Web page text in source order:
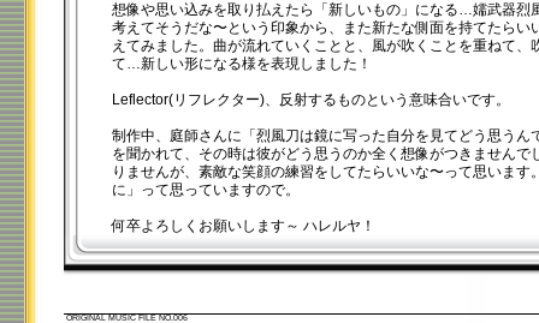
想像や思い込みを取り払えたら「新しいもの」になる…嬬武器烈
考えてそうだな〜という印象から、また新たな側面を持てたらい
えてみました。曲が流れていくことと、風が吹くことを重ねて、
て…新しい形になる様を表現しました！
Leflector(リフレクター)、反射するものという意味合いです。
制作中、庭師さんに「烈風刀は鏡に写った自分を見てどう思うん
を聞かれて、その時は彼がどう思うのか全く想像がつきませんで
りませんが、素敵な笑顔の練習をしてたらいいな〜って思います
に」って思っていますので。
何卒よろしくお願いします～ ハレルヤ！
ORIGINAL MUSIC FILE NO.006